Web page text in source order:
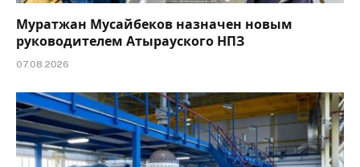
Муратжан Мусайбеков назначен новым
руководителем Атырауского НПЗ
07.08.2026